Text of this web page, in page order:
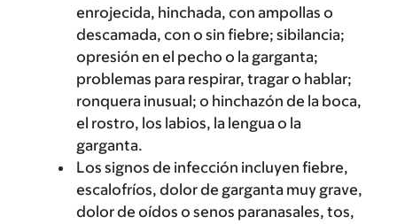
enrojecida, hinchada, con ampollas o
descamada, con o sin fiebre; sibilancia;
opresión en el pecho o la garganta;
problemas para respirar, tragar o hablar;
ronquera inusual; o hinchazón de la boca,
el rostro, los labios, la lengua o la
garganta.
Los signos de infección incluyen fiebre,
escalofríos, dolor de garganta muy grave,
dolor de oídos o senos paranasales, tos,